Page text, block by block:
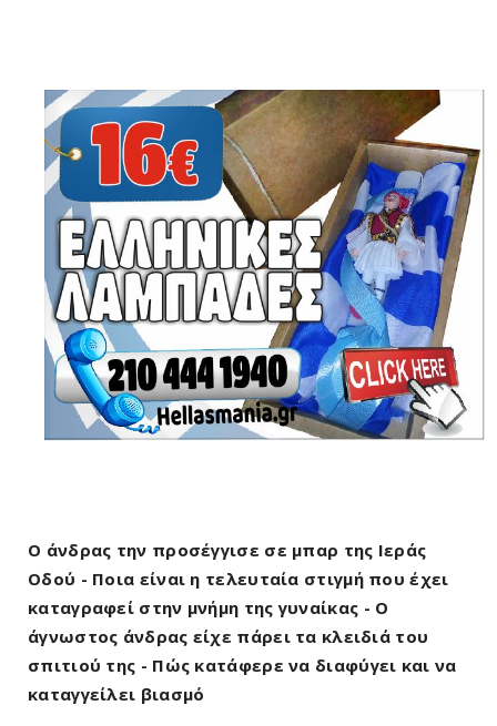
Ο άνδρας την προσέγγισε σε μπαρ της Ιεράς
Οδού - Ποια είναι η τελευταία στιγμή που έχει
καταγραφεί στην μνήμη της γυναίκας - Ο
άγνωστος άνδρας είχε πάρει τα κλειδιά του
σπιτιού της - Πώς κατάφερε να διαφύγει και να
καταγγείλει βιασμό